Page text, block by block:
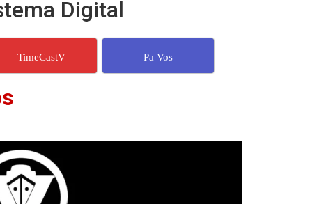
Digital
TimeCastV Pa Vos